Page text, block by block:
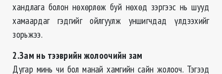
хандлага болон нөхөрлөж буй нөхөд зэргээс нь шууд
хамаардаг гэдгийг ойлгуулж уншигчдад үлдээхийг
зорьжээ.
2.Зам нь тээврийн жолоочийн зам
Дугар минь чи бол манай хамгийн сайн жолооч. Тэгээд